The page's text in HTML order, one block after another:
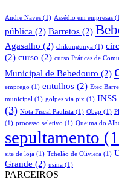
Andre Naves (1) Assédio em empresas
pública (2) Barretos (2)
Agasalho (2) chikungunya (1)
(2) curso (2) curso Práticas de
Municipal de Bebedouro (2)
emprego (1) entulhos (2) Etec
municipal (1) golpes via pix (1) INSS
(3) Nota Fiscal Paulista (1) Obap (1)
(1) processo seletivo (1) Queima do
sepultamento
site de loja (1) Tchelão de Oliviera (1)
Grande (2) usina (1)
PARCEIROS